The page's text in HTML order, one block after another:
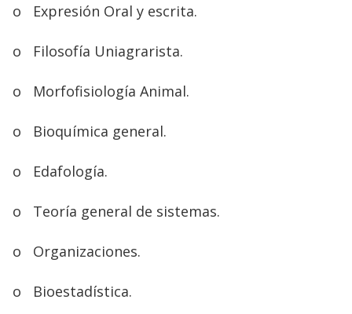
o Expresión Oral y escrita.
o Filosofía Uniagrarista.
o Morfofisiología Animal.
o Bioquímica general.
o Edafología.
o Teoría general de sistemas.
o Organizaciones.
o Bioestadística.